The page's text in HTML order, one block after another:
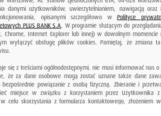
danymi użytkowników, uwierzytelnianiem, nawigacją oraz
opisanymi szczegółowo wPolityce
PLUS BANK S.A . W programie służącym do
Chrome, Internet Explorer lub innej) w dowolnym momencie
wyłączyć obsługę plików cookies. Pamiętaj, że zmiana
się z treściami ogólnodostępnymi, nie musi informować nas o
że za dane osobowe mogą zostać uznane także dane
powiązanie z osobą fizyczną. Zbieranie i
miejsce w związku z korzystaniem przez Użytkownika z
celu skorzystania z formularza kontaktowego, złożeniem